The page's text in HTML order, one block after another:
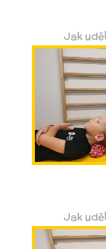
Jak
Video
přehrávač
Jak
Video